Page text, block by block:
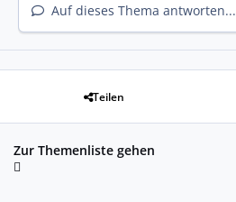
Auf dieses Thema antworten...
Teilen
Zur Themenliste gehen